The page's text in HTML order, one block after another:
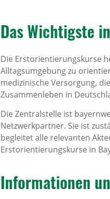
Das Wich­tigste
Die Erstorientierungskurse
Alltagsumgebung zu
medizinische Versorgung,
Zusammenleben in
Die Zentralstelle ist
Netzwerkpartner. Sie ist
begleitet alle relevanten
Erstorientierungskurse in
Infor­ma­ti­onen